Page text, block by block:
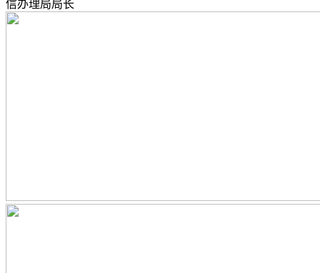
信办理局局长